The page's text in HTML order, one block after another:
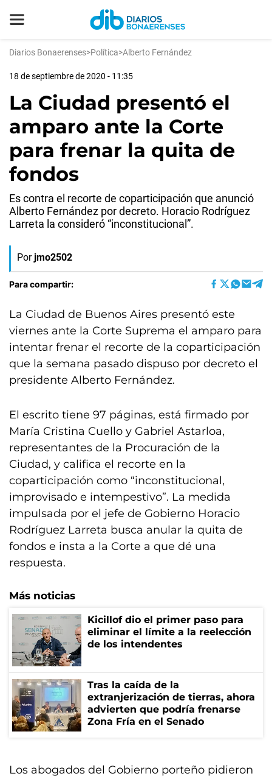
Diarios Bonaerenses>Política>Alberto Fernández
18 de septiembre de 2020 - 11:35
La Ciudad presentó el
amparo ante la Corte
para frenar la quita de
fondos
Es contra el recorte de coparticipación que anunció
Alberto Fernández por decreto. Horacio Rodríguez
Larreta la consideró “inconstitucional”.
Por jmo2502
Para compartir:
La Ciudad de Buenos Aires presentó este
viernes ante la Corte Suprema el amparo para
intentar frenar el recorte de la coparticipación
que la semana pasado dispuso por decreto el
presidente Alberto Fernández.
El escrito tiene 97 páginas, está firmado por
María Cristina Cuello y Gabriel Astarloa,
representantes de la Procuración de la
Ciudad, y califica el recorte en la
coparticipación como “inconstitucional,
improvisado e intempestivo”. La medida
impulsada por el jefe de Gobierno Horacio
Rodríguez Larreta busca anular la quita de
fondos e insta a la Corte a que dé una
respuesta.
Más noticias
Kicillof dio el primer paso para
eliminar el límite a la reelección
de los intendentes
Tras la caída de la
extranjerización de tierras, ahora
advierten que podría frenarse
Zona Fría en el Senado
Los abogados del Gobierno porteño pidieron